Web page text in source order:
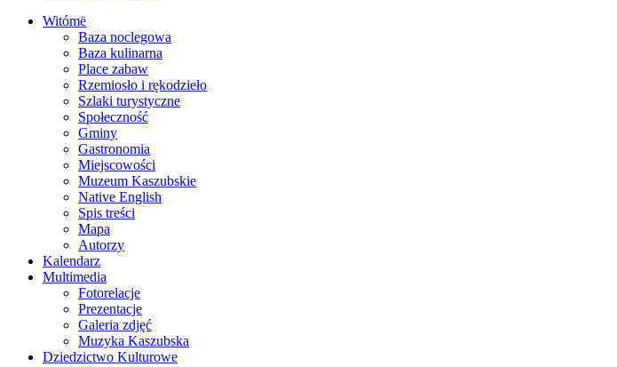
Witómë
Baza noclegowa
Baza kulinarna
Place zabaw
Rzemiosło i rękodzieło
Szlaki turystyczne
Społeczność
Gminy
Gastronomia
Miejscowości
Muzeum Kaszubskie
Native English
Spis treści
Mapa
Autorzy
Kalendarz
Multimedia
Fotorelacje
Prezentacje
Galeria zdjęć
Muzyka Kaszubska
Dziedzictwo Kulturowe